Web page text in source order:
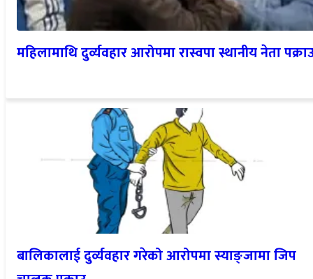
महिलामाथि दुर्व्यवहार आरोपमा रास्वपा स्थानीय नेता
बालिकालाई दुर्व्यवहार गरेको आरोपमा स्याङ्जामा जिप